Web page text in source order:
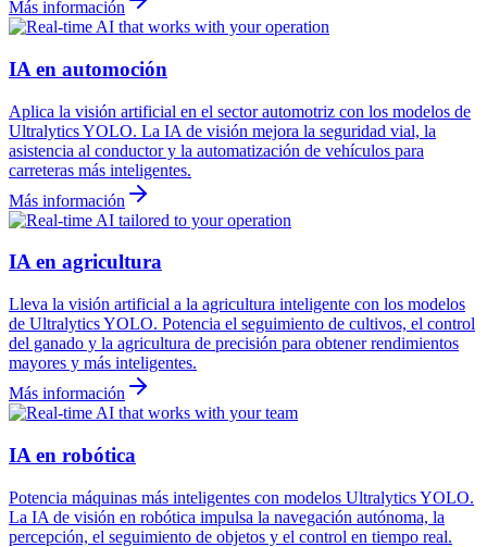
Más información
IA en automoción
Aplica la visión artificial en el sector automotriz con los modelos de
Ultralytics YOLO. La IA de visión mejora la seguridad vial, la
asistencia al conductor y la automatización de vehículos para
carreteras más inteligentes.
Más información
IA en agricultura
Lleva la visión artificial a la agricultura inteligente con los modelos
de Ultralytics YOLO. Potencia el seguimiento de cultivos, el control
del ganado y la agricultura de precisión para obtener rendimientos
mayores y más inteligentes.
Más información
IA en robótica
Potencia máquinas más inteligentes con modelos Ultralytics YOLO.
La IA de visión en robótica impulsa la navegación autónoma, la
percepción, el seguimiento de objetos y el control en tiempo real.